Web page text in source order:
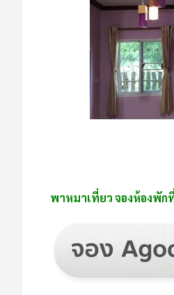
พาหมาเที่ยว จองห้องพัก